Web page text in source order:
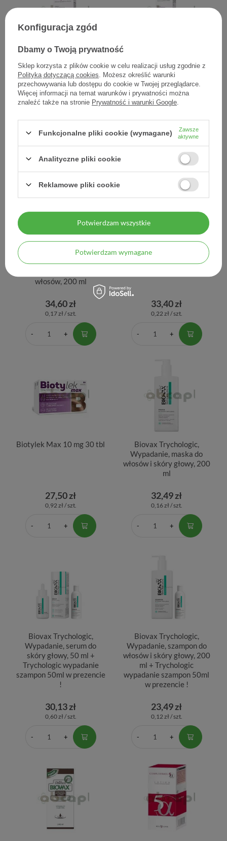
specjalistyczna odżywka
przeciw wypadaniu
włosów, 200 ml
0,18 zł / szt.
specjalistyczne serum
przeciw wypadaniu
włosów, 130 ml
0,28 zł / szt.
Biotebal Effect,
specjalistyczny szampon
włosów, 200 ml
34,60 zł
0,17 zł / szt.
Biotebal Men, szampon,
150 ml
33,40 zł
0,22 zł / szt.
Biotylek Max 10 mg 30 tbl
27,50 zł
0,92 zł / szt.
Biovax Trychologic,
Wypadanie, maska do
włosów i skóry głowy, 200
ml
32,49 zł
0,16 zł / szt.
Biovax Trychologic,
Wypadanie, serum do
skóry głowy, 50 ml +
Trychologic wypadanie
szampon 50ml w prezencie
!
30,13 zł
0,60 zł / szt.
Biovax Trychologic,
Wypadanie, szampon do
włosów i skóry głowy, 200
ml + Trychologic
wypadanie szampon 50ml
w prezencie !
23,49 zł
0,12 zł / szt.
Konfiguracja zgód
Dbamy o Twoją prywatność
Sklep korzysta z plików cookie w celu realizacji usług zgodnie z
Polityką dotyczącą cookies . Możesz określić warunki
przechowywania lub dostępu do cookie w Twojej przeglądarce.
Więcej informacji na temat warunków i prywatności można
znaleźć także na stronie Prywatność i warunki Google
Funkcjonalne pliki cookie (wymagane)
Zawsze
aktywne
Analityczne pliki cookie
Reklamowe pliki cookie
Potwierdzam wymagane
Potwierdzam wszystkie